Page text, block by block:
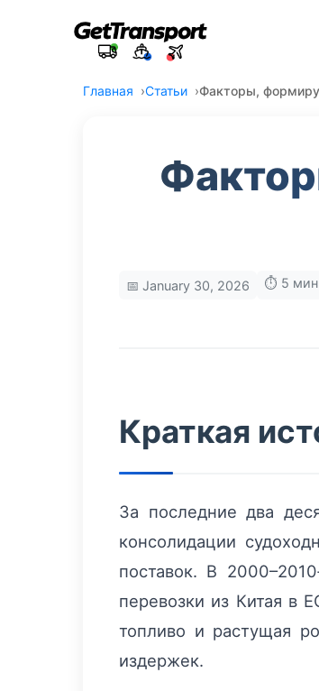
Главная Статьи Факторы,
📅 January 30, 2026 ⏱️ 5 мин
Краткая
За последние два
консолидации
поставок. В
перевозки из Китая в
топливо и растущая
издержек.